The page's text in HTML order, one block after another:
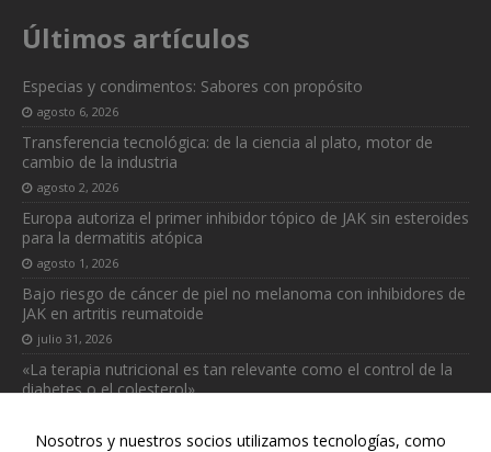
Últimos artículos
Especias y condimentos: Sabores con propósito
agosto 6, 2026
Transferencia tecnológica: de la ciencia al plato, motor de
cambio de la industria
agosto 2, 2026
Europa autoriza el primer inhibidor tópico de JAK sin esteroides
para la dermatitis atópica
agosto 1, 2026
Bajo riesgo de cáncer de piel no melanoma con inhibidores de
JAK en artritis reumatoide
julio 31, 2026
«La terapia nutricional es tan relevante como el control de la
diabetes o el colesterol»
Nosotros y nuestros socios utilizamos tecnologías, como